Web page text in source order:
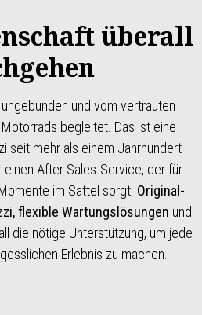
überall
und vom vertrauten
begleitet. Das ist eine
seit mehr als einem Jahrhundert
After Sales-Service, der für
im Sattel sorgt. Original-
flexible Wartungslösungen und
die nötige Unterstützung, um jede
Erlebnis zu machen.